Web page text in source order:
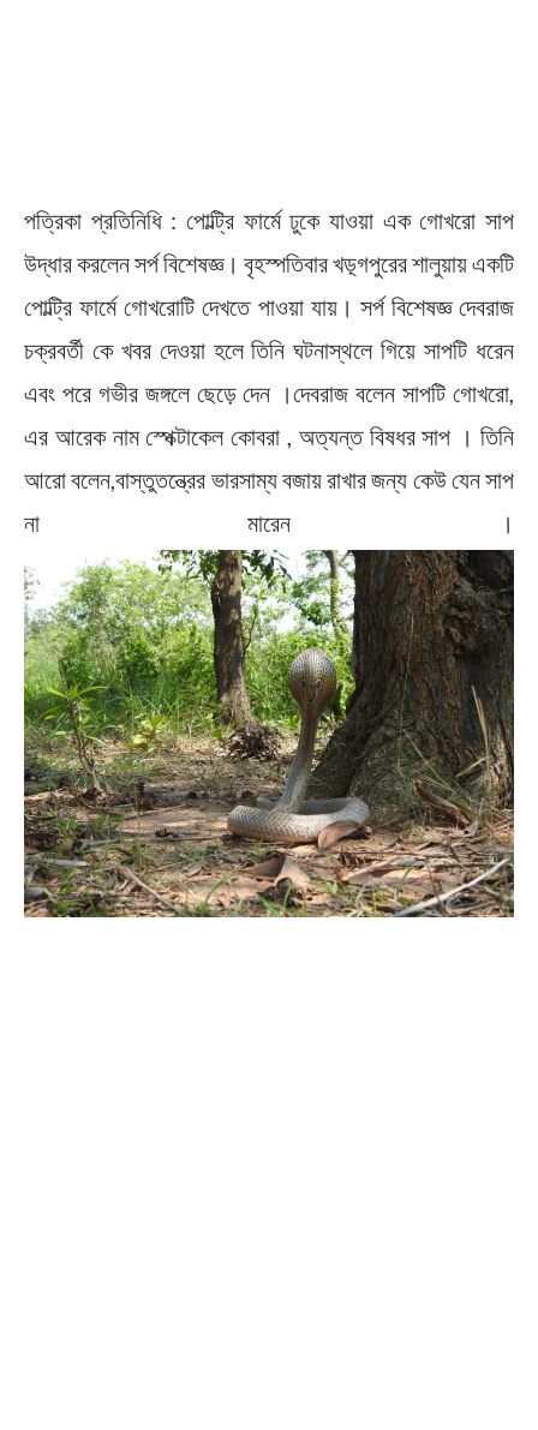
পত্রিকা প্রতিনিধি : পোল্ট্রি ফার্মে ঢুকে যাওয়া এক গোখরো সাপ
উদ্ধার করলেন সর্প বিশেষজ্ঞ। বৃহস্পতিবার খড়্গপুরের শালুয়ায় একটি
পোল্ট্রি ফার্মে গোখরোটি দেখতে পাওয়া যায়। সর্প বিশেষজ্ঞ দেবরাজ
চক্রবর্তী কে খবর দেওয়া হলে তিনি ঘটনাস্থলে গিয়ে সাপটি ধরেন
এবং পরে গভীর জঙ্গলে ছেড়ে দেন ।দেবরাজ বলেন সাপটি গোখরো,
এর আরেক নাম স্পেক্টাকেল কোবরা , অত্যন্ত বিষধর সাপ । তিনি
আরো বলেন,বাস্তুতন্ত্রের ভারসাম্য বজায় রাখার জন্য কেউ যেন সাপ
না মারেন ।